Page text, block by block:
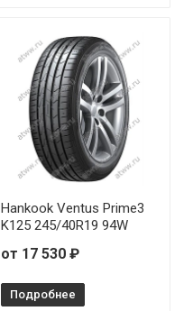
Hankook Ventus Prime3
K125 245/40R19 94W
от 17 530 ₽
Подробнее